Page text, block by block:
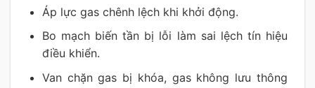
Áp lực gas chênh lệch khi khởi động.
Bo mạch biến tần bị lỗi làm sai lệch tín hiệu
điều khiển.
Van chặn gas bị khóa, gas không lưu thông